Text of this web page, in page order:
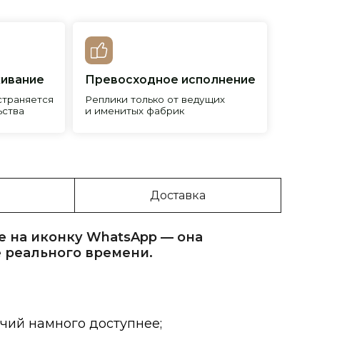
Доставка
на иконку WhatsApp — она
времени.
намного доступнее;